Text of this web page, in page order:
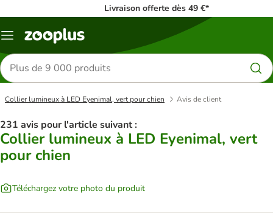
Livraison offerte dès 49 €*
Menu
Rechercher
des
produits
Collier lumineux à LED Eyenimal, vert pour chien Avis de client
231 avis pour l'article suivant :
Collier lumineux à LED Eyenimal, vert
pour chien
Téléchargez votre photo du produit